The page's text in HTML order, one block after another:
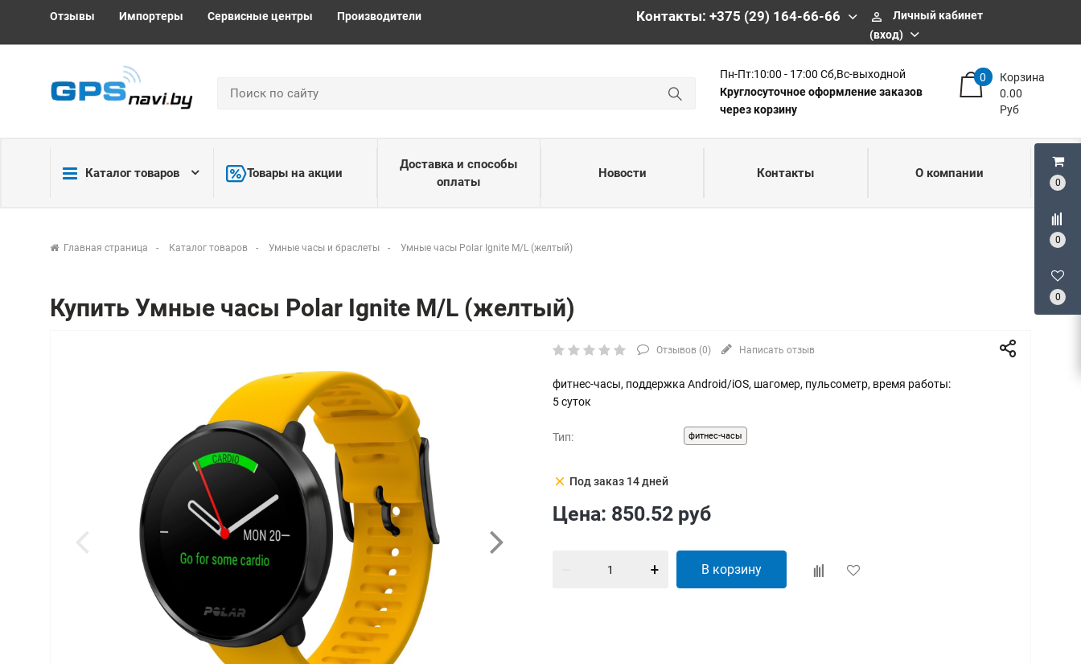
0
0
0
Отзывы Импортеры Сервисные центры Производители Контакты: +375 (29) 164-66-66 perm_identity
Личный кабинет
(вход)
Пн-Пт:10:00 - 17:00 Сб,Вс-выходной
Круглосуточное оформление заказов
через корзину
Корзина
0
0.00
Руб
Каталог товаров Товары на акции
Доставка и способы
оплаты
Новости Контакты О компании
Главная страница Каталог товаров Умные часы и браслеты Умные часы Polar Ignite M/L (желтый)
Купить Умные часы Polar Ignite M/L (желтый)
Отзывов (0) Написать отзыв
фитнес-часы, поддержка Android/iOS, шагомер, пульсометр, время работы:
5 суток
Тип: фитнес-часы
clear Под заказ 14 дней
Цена: 850.52 руб
В корзину